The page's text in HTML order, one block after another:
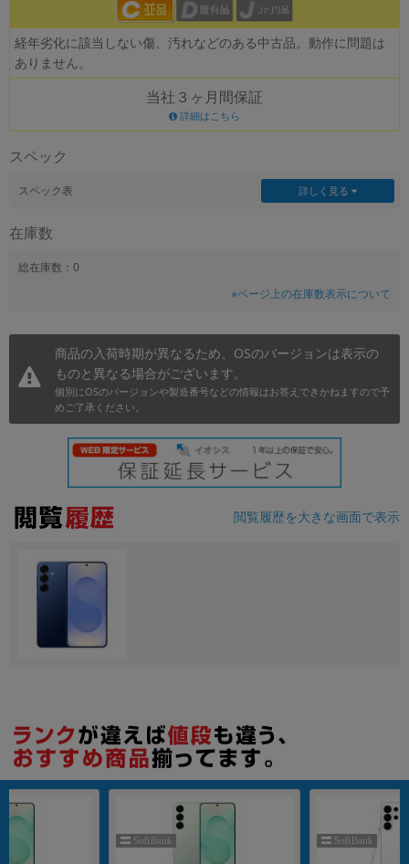
経年劣化に該当しない傷、汚れなどのある中古品。動作に問題は
ありません。
当社３ヶ月間保証
詳細はこちら
スペック
スペック表 詳しく見る
在庫数
総在庫数：0
※ページ上の在庫数表示について
商品の入荷時期が異なるため、OSのバージョンは表示の
ものと異なる場合がございます。
個別にOSのバージョンや製造番号などの情報はお答えできかねますので予
めご了承ください。
閲覧履歴を大きな画面で表示
メモリ
モニタサイズ
価格
円
発売日
月 から
年 月 まで
各項目のチェックボックスは「or検索」となります。